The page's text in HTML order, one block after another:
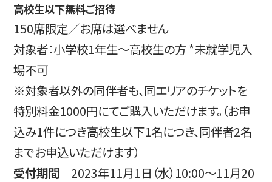
高校生以下無料ご招待
150席限定／お席は選べません
対象者：小学校1年生～高校生の方 *未就学児入
場不可
※対象者以外の同伴者も、同エリアのチケットを
特別料金1000円にてご購入いただけます。（お申
込み1件につき高校生以下1名につき、同伴者2名
までお申込いただけます）
受付期間2023年11月1日（水）10:00～11月20